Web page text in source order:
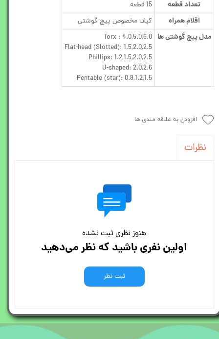
تعداد قطعه 15 قطعه
اقلام همراه کیف مخصوص پیچ گوشتی
مدل پیچ گوشتی ها Torx : 4.0,5.0,6.0
Flat-head (Slotted): 1.5,2.0,2.5
Phillips: 1.2,1.5,2.0,2.5
U-shaped: 2.0,2.6
Pentable (star): 0.8,1.2,1.5
افزودن به علاقه مندی ها
نظرات
هنوز نظری ثبت نشده
اولین نفری باشید که نظر می‌دهید
ثبت نظر